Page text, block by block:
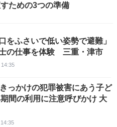
ための3つの準備
をふさいで低い姿勢で避難」
の仕事を体験 三重・津市
っかけの犯罪被害にあう子ど
間の利用に注意呼びかけ 大